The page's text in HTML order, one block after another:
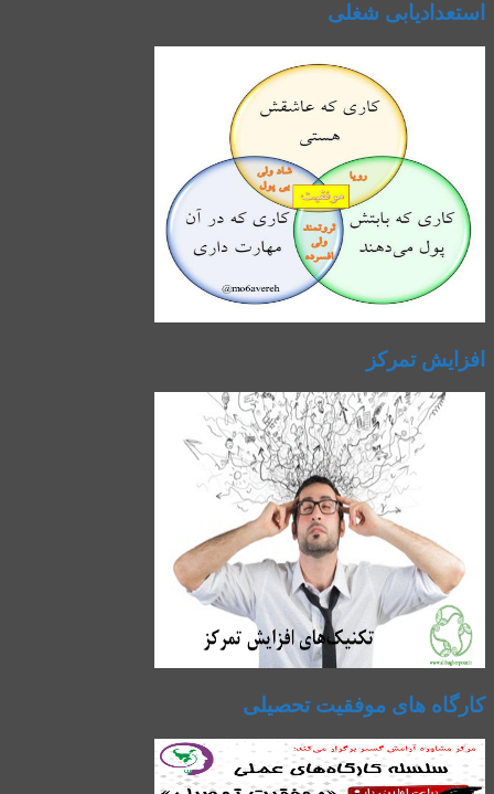
استعدادیابی شغلی
افزایش تمرکز
کارگاه های موفقیت تحصیلی